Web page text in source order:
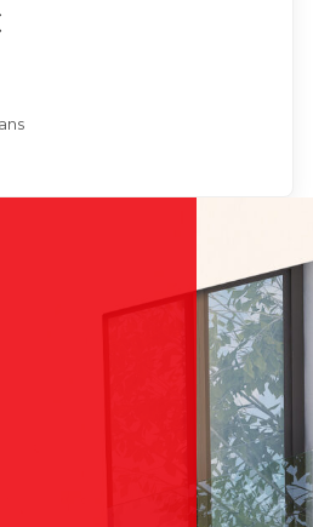
tomar la mejor decisión
para elegir bien
tomar la mejor decisión
No